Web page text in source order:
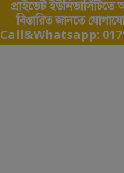
প্রাইভেট ইউনিভার্সিটিতে
বিস্তারিত জানতে
Call&Whatsapp: